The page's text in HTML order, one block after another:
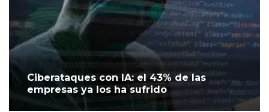
Ciberataques con IA: el 43% de las
empresas ya los ha sufrido